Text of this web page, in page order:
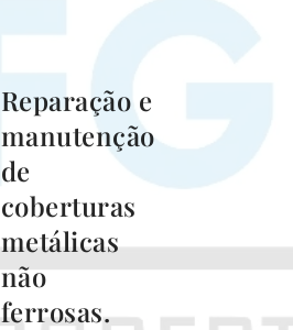
Reparação e
manutenção
de
coberturas
metálicas
não
ferrosas.